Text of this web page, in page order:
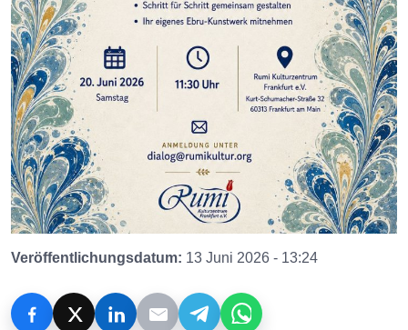
Veröffentlichungsdatum: 13 Juni 2026 - 13:24